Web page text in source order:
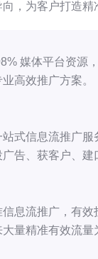
向，为客户打造精
媒体平台资源
高效推广方案。
站式信息流推广服
告、获客户、建
信息流推广，有效
量精准有效流量